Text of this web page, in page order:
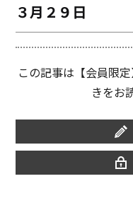
o
o
k
n
k
３月２９日
この記事は【会員限
きをお